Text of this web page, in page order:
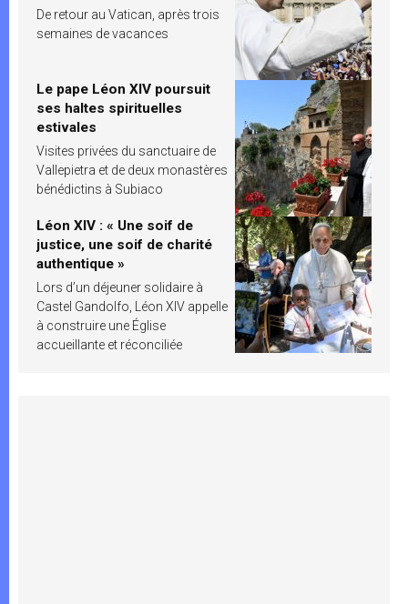
De retour au Vatican, après trois
semaines de vacances
Le pape Léon XIV poursuit
ses haltes spirituelles
estivales
Visites privées du sanctuaire de
Vallepietra et de deux monastères
bénédictins à Subiaco
Léon XIV : « Une soif de
justice, une soif de charité
authentique »
Lors d’un déjeuner solidaire à
Castel Gandolfo, Léon XIV appelle
à construire une Église
accueillante et réconciliée